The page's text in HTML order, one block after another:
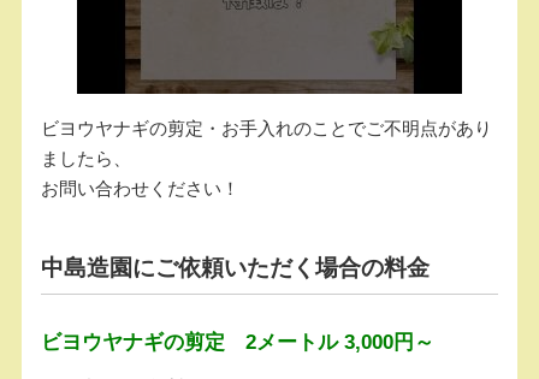
ビヨウヤナギの剪定・お手入れのことでご不明点があり
ましたら、
お問い合わせください！
中島造園にご依頼いただく場合の料金
ビヨウヤナギの剪定 2メートル 3,000円～